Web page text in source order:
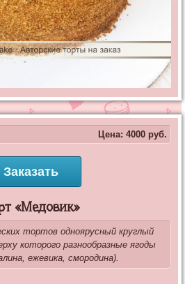
Цена: 4000 руб.
Заказать
«Медовик»
тортов одноярусный круглый
которого разнообразные ягоды
ежевика, смородина).